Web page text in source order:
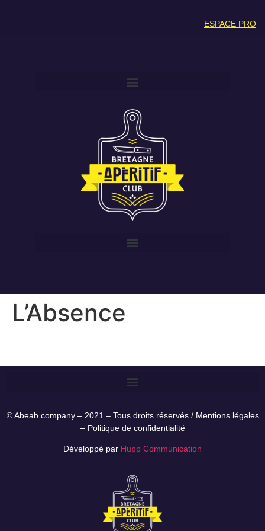
ESPACE PRO
L’Absence
© Abeab company – 2021 – Tous droits réservés / Mentions légales
– Politique de confidentialité
Développé par Hupp Communication